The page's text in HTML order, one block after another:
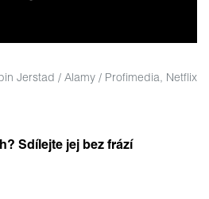
Jerstad / Alamy / Profimedia, Netflix
Sdílejte jej bez frází